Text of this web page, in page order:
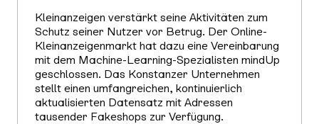
Kleinanzeigen verstärkt seine Aktivitäten zum
Schutz seiner Nutzer vor Betrug. Der Online-
Kleinanzeigenmarkt hat dazu eine Vereinbarung
mit dem Machine-Learning-Spezialisten mindUp
geschlossen. Das Konstanzer Unternehmen
stellt einen umfangreichen, kontinuierlich
aktualisierten Datensatz mit Adressen
tausender Fakeshops zur Verfügung.